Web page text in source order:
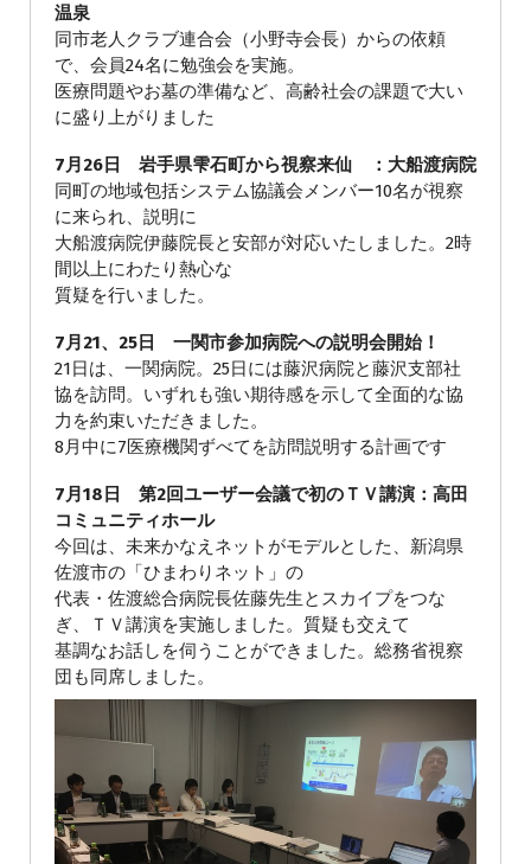
温泉
同市老人クラブ連合会（小野寺会長）からの依頼
で、会員24名に勉強会を実施。
医療問題やお墓の準備など、高齢社会の課題で大い
に盛り上がりました
7月26日 岩手県雫石町から視察来仙 ：大船渡病院
同町の地域包括システム協議会メンバー10名が視察
に来られ、説明に
大船渡病院伊藤院長と安部が対応いたしました。2時
間以上にわたり熱心な
質疑を行いました。
7月21、25日 一関市参加病院への説明会開始！
21日は、一関病院。25日には藤沢病院と藤沢支部社
協を訪問。いずれも強い期待感を示して全面的な協
力を約束いただきました。
8月中に7医療機関ずべてを訪問説明する計画です
7月18日 第2回ユーザー会議で初のＴＶ講演：高田
コミュニティホール
今回は、未来かなえネットがモデルとした、新潟県
佐渡市の「ひまわりネット」の
代表・佐渡総合病院長佐藤先生とスカイプをつな
ぎ、ＴＶ講演を実施しました。質疑も交えて
基調なお話しを伺うことができました。総務省視察
団も同席しました。